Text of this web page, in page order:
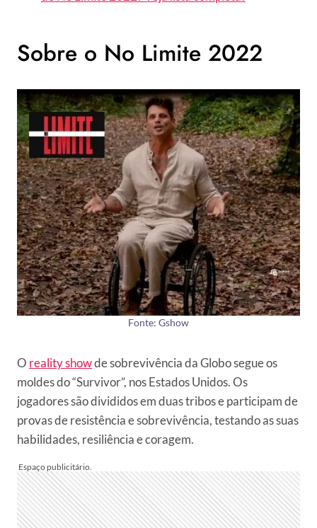
Sobre o No Limite 2022
Fonte: Gshow
O reality showde sobrevivência da Globo segue os
moldes do “Survivor”, nos Estados Unidos. Os
jogadores são divididos em duas tribos e participam de
provas de resistência e sobrevivência, testando as suas
habilidades, resiliência e coragem.